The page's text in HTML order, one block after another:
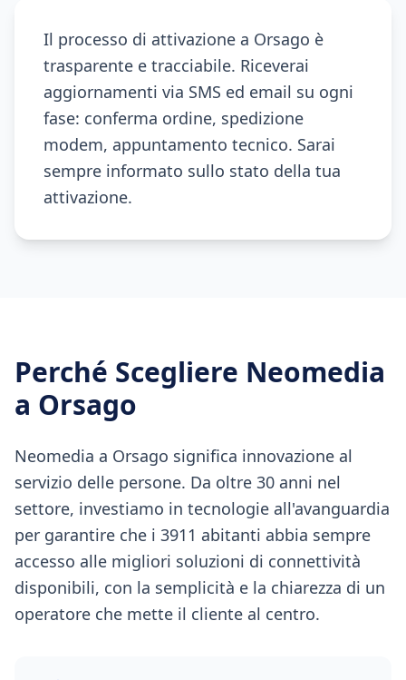
Il processo di attivazione a Orsago è
trasparente e tracciabile. Riceverai
aggiornamenti via SMS ed email su ogni
fase: conferma ordine, spedizione
modem, appuntamento tecnico. Sarai
sempre informato sullo stato della tua
attivazione.
Perché Scegliere Neomedia
a Orsago
Neomedia a Orsago significa innovazione al
servizio delle persone. Da oltre 30 anni nel
settore, investiamo in tecnologie all'avanguardia
per garantire che i 3911 abitanti abbia sempre
accesso alle migliori soluzioni di connettività
disponibili, con la semplicità e la chiarezza di un
operatore che mette il cliente al centro.